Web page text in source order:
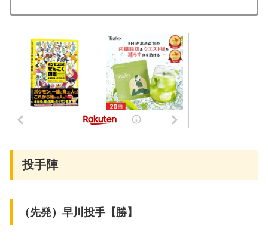
投手陣
（先発）早川投手【勝】